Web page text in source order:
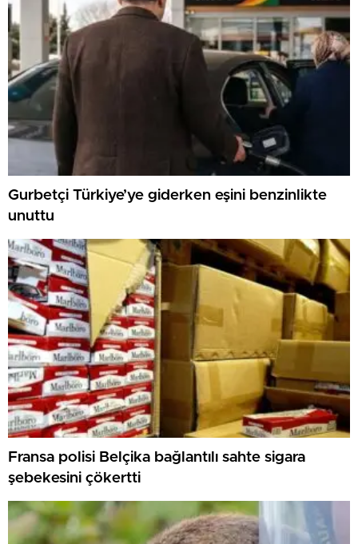
Gurbetçi Türkiye’ye giderken eşini benzinlikte
unuttu
Fransa polisi Belçika bağlantılı sahte sigara
şebekesini çökertti